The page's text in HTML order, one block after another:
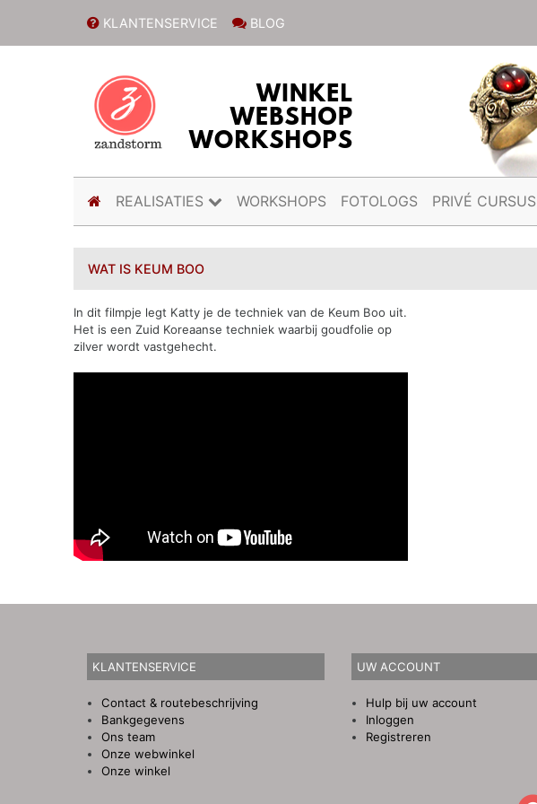
KLANTENSERVICE BLOG
(current)
REALISATIES WORKSHOPS FOTOLOGS PRIVÉ CURSUS
WAT IS KEUM BOO
In dit filmpje legt Katty je de techniek van de Keum Boo uit.
Het is een Zuid Koreaanse techniek waarbij goudfolie op
zilver wordt vastgehecht.
KLANTENSERVICE
Contact & routebeschrijving
Bankgegevens
Ons team
Onze webwinkel
Onze winkel
UW ACCOUNT
Hulp bij uw account
Inloggen
Registreren